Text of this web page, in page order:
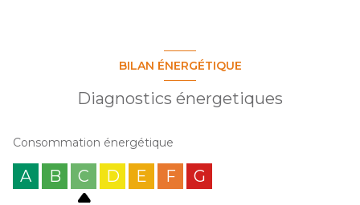
BILAN ÉNERGÉTIQUE
Diagnostics énergetiques
Consommation énergétique
A B C D E F G